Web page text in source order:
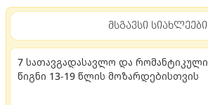
მსგავსი სიახლეები
7 სათავგადასავლო და რომანტიკული
წიგნი 13-19 წლის მოზარდებისთვის